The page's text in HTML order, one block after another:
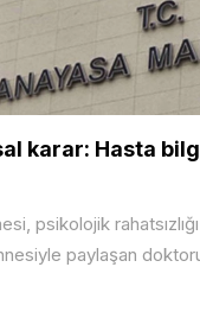
karar: Hasta
psikolojik
paylaşan